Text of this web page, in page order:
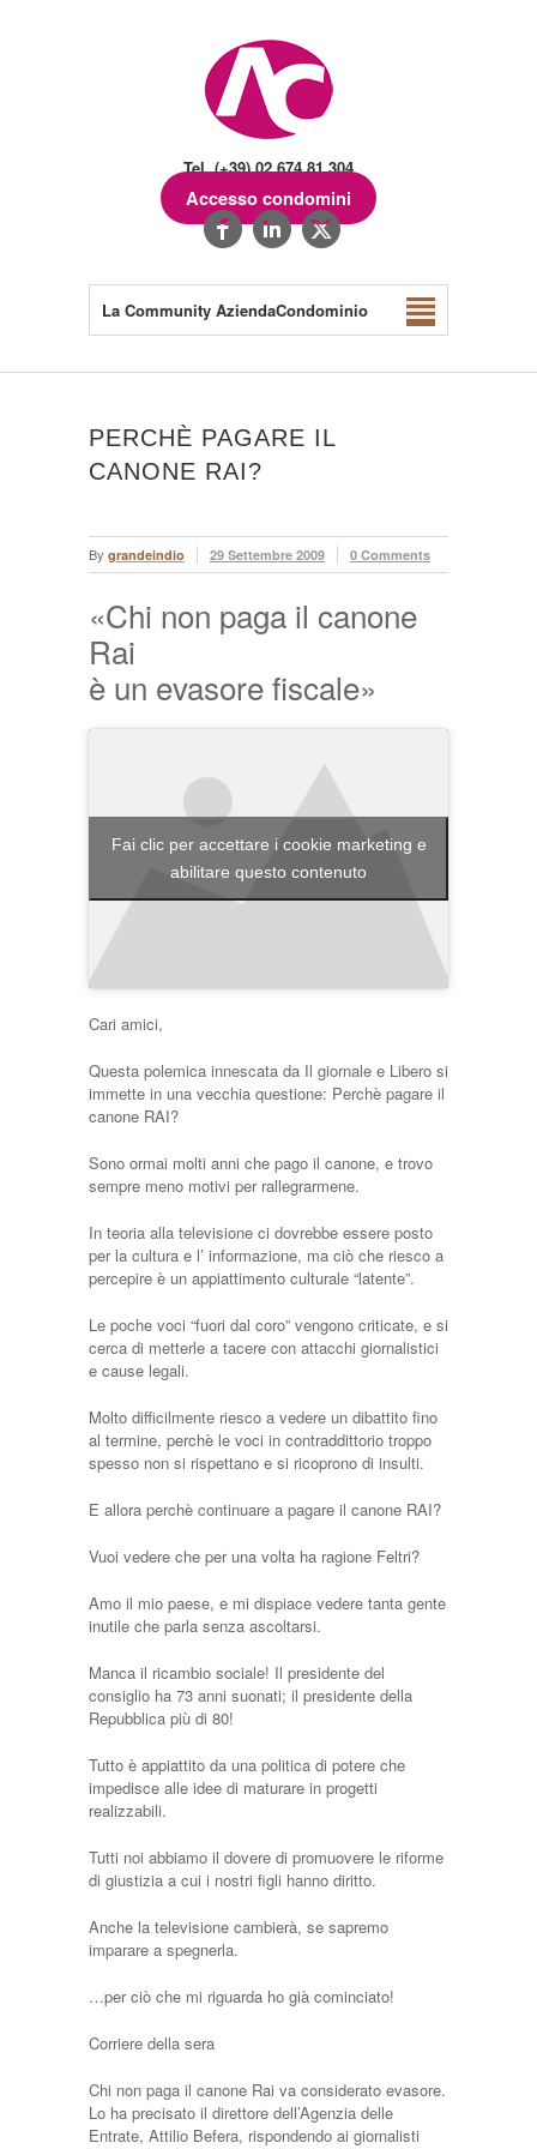
Tel. (+39) 02.674.81.304
Accesso condomini
La Community AziendaCondominio
PERCHÈ PAGARE IL
CANONE RAI?
By grandeindio 29 Settembre 2009 0 Comments
«Chi non paga il canone
Rai
è un evasore fiscale»
Fai clic per accettare i cookie marketing e
abilitare questo contenuto
Cari amici,
Questa polemica innescata da Il giornale e Libero si
immette in una vecchia questione: Perchè pagare il
canone RAI?
Sono ormai molti anni che pago il canone, e trovo
sempre meno motivi per rallegrarmene.
In teoria alla televisione ci dovrebbe essere posto
per la cultura e l’ informazione, ma ciò che riesco a
percepire è un appiattimento culturale “latente”.
Le poche voci “fuori dal coro” vengono criticate, e si
cerca di metterle a tacere con attacchi giornalistici
e cause legali.
Molto difficilmente riesco a vedere un dibattito fino
al termine, perchè le voci in contraddittorio troppo
spesso non si rispettano e si ricoprono di insulti.
E allora perchè continuare a pagare il canone RAI?
Vuoi vedere che per una volta ha ragione Feltri?
Amo il mio paese, e mi dispiace vedere tanta gente
inutile che parla senza ascoltarsi.
Manca il ricambio sociale! Il presidente del
consiglio ha 73 anni suonati; il presidente della
Repubblica più di 80!
Tutto è appiattito da una politica di potere che
impedisce alle idee di maturare in progetti
realizzabili.
Tutti noi abbiamo il dovere di promuovere le riforme
di giustizia a cui i nostri figli hanno diritto.
Anche la televisione cambierà, se sapremo
imparare a spegnerla.
…per ciò che mi riguarda ho già cominciato!
Corriere della sera
Chi non paga il canone Rai va considerato evasore.
Lo ha precisato il direttore dell’Agenzia delle
Entrate, Attilio Befera, rispondendo ai giornalisti